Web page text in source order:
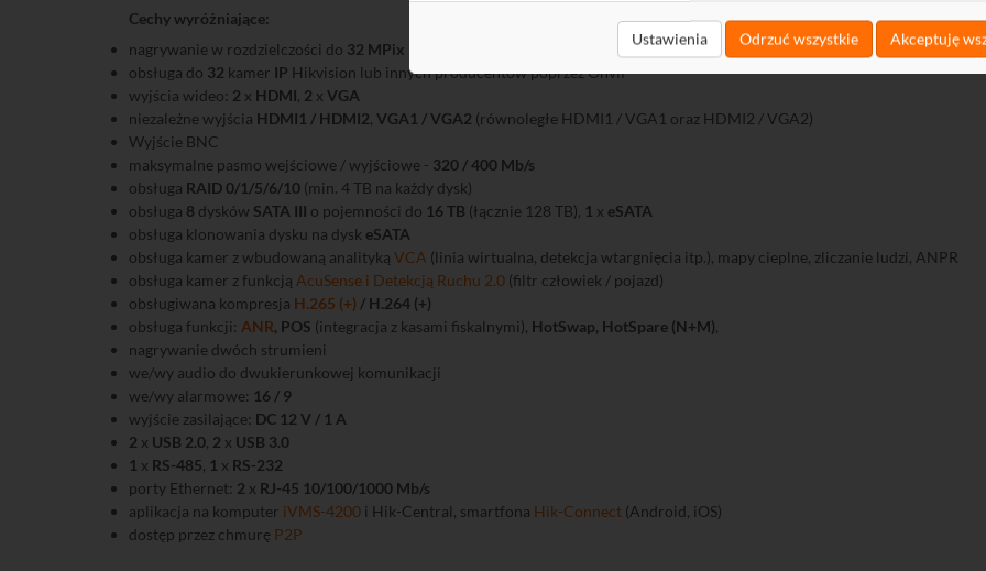
Ustawienia Odrzuć wszystkie Akceptuję
Cechy wyróżniające:
nagrywanie w rozdzielczości do 32 MPix
obsługa do 32 kamer IP Hikvision lub innych producentów poprzez Onvif
wyjścia wideo: 2 x HDMI, 2 x VGA
niezależne wyjścia HDMI1 / HDMI2, VGA1 / VGA2 (równoległe HDMI1 / VGA1 oraz HDMI2 / VGA2)
Wyjście BNC
maksymalne pasmo wejściowe / wyjściowe - 320 / 400 Mb/s
obsługa RAID 0/1/5/6/10 (min. 4 TB na każdy dysk)
obsługa 8 dysków SATA III o pojemności do 16 TB (łącznie 128 TB), 1 x eSATA
obsługa klonowania dysku na dysk eSATA
obsługa kamer z wbudowaną analityką VCA (linia wirtualna, detekcja wtargnięcia itp.), mapy cieplne, zliczanie ludzi, ANPR
obsługa kamer z funkcją AcuSense i Detekcją Ruchu 2.0 (filtr człowiek / pojazd)
obsługiwana kompresja H.265 (+) / H.264 (+)
obsługa funkcji: ANR, POS (integracja z kasami fiskalnymi), HotSwap, HotSpare (N+M),
nagrywanie dwóch strumieni
we/wy audio do dwukierunkowej komunikacji
we/wy alarmowe: 16 / 9
wyjście zasilające: DC 12 V / 1 A
2 x USB 2.0, 2 x USB 3.0
1 x RS-485, 1 x RS-232
porty Ethernet: 2 x RJ-45 10/100/1000 Mb/s
aplikacja na komputer iVMS-4200 i Hik-Central, smartfona Hik-Connect (Android, iOS)
dostęp przez chmurę P2P